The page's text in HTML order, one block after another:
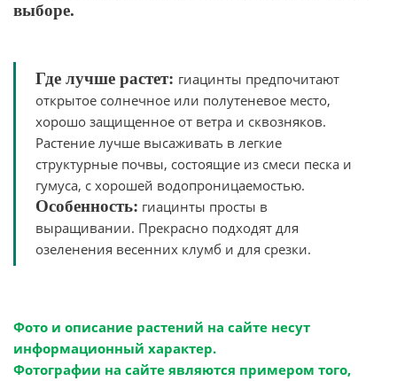
выборе.
Где лучше растет: гиацинты предпочитают
открытое солнечное или полутеневое место,
хорошо защищенное от ветра и сквозняков.
Растение лучше высаживать в легкие
структурные почвы, состоящие из смеси песка и
гумуса, с хорошей водопроницаемостью.
Особенность: гиацинты просты в
выращивании. Прекрасно подходят для
озеленения весенних клумб и для срезки.
Фото и описание растений на сайте несут
информационный характер.
Фотографии на сайте являются примером того,